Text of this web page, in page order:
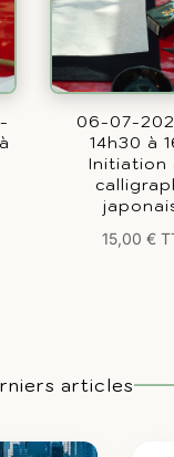
06-07-
14h30 à
Initiation
15,00 €
articles